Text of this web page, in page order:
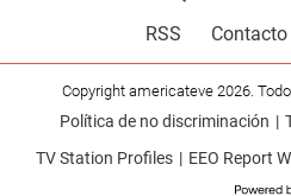
RSS
Contacto
Copyright americateve 2026.
Política de no discriminación
TV Station Profiles
EEO Report